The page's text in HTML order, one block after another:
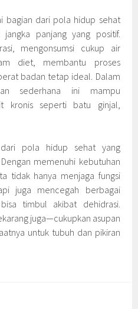
bagian dari pola hidup sehat
panjang yang positif.
mengonsumsi cukup air
diet, membantu proses
badan tetap ideal. Dalam
sederhana ini mampu
kronis seperti batu ginjal,
pola hidup sehat yang
memenuhi kebutuhan
tidak hanya menjaga fungsi
juga mencegah berbagai
timbul akibat dehidrasi.
juga—cukupkan asupan
untuk tubuh dan pikiran